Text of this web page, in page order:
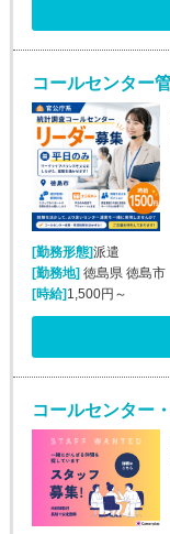
[勤務形態]派遣
[勤務地] 徳島県 徳島市
[時給] 1,500円～